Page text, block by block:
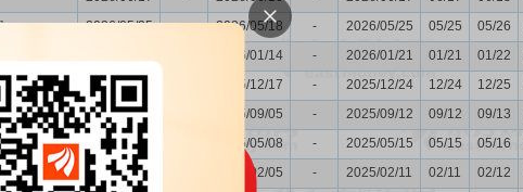
2026/05/25 - 2026/05/18 - 2026/05/25 05/25 05/26
2026/01/14 - 2026/01/21 01/21 01/22
2025/12/24 2025/12/17 - 2025/12/24 12/24 12/25
2025/09/12 2025/09/05 - 2025/09/12 09/12 09/13
方案,年... 2025/05/15 2025/05/08 - 2025/05/15 05/15 05/16
2025/02/11 2025/02/05 - 2025/02/11 02/11 02/12